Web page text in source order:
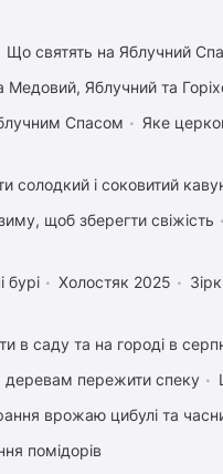
Що святять на Яблучний
Яблучний та
Спасом
Яке
солодкий і соковитий
щоб зберегти свіжість
бурі Холостяк 2025
в саду та на городі в
пережити спеку
врожаю цибулі та
помідорів